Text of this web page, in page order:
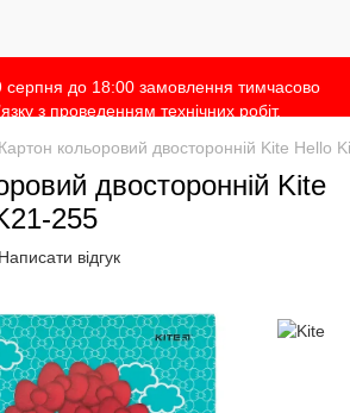
серпня до 18:00 замовлення тимчасово
з проведенням технічних робіт.
Картон кольоровий двосторонній Kite Hello
двосторонній Kite
255
Написати відгук